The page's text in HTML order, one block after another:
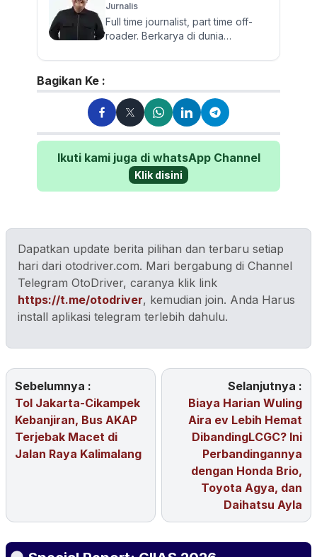
Jurnalis
Full time journalist, part time off-
roader. Berkarya di dunia
Lulusan Sastra UGM ini te...
Bagikan Ke :
Ikuti kami juga di whatsApp Channel
Klik disini
Dapatkan update berita pilihan dan terbaru setiap
hari dari otodriver.com. Mari bergabung di Channel
Telegram OtoDriver, caranya klik link
https://t.me/otodriver, kemudian join. Anda Harus
install aplikasi telegram terlebih dahulu.
Sebelumnya :
Tol Jakarta-Cikampek
Kebanjiran, Bus AKAP
Terjebak Macet di
Jalan Raya Kalimalang
Selanjutnya :
Biaya Harian Wuling
Aira ev Lebih Hemat
DibandingLCGC? Ini
Perbandingannya
dengan Honda Brio,
Toyota Agya, dan
Daihatsu Ayla